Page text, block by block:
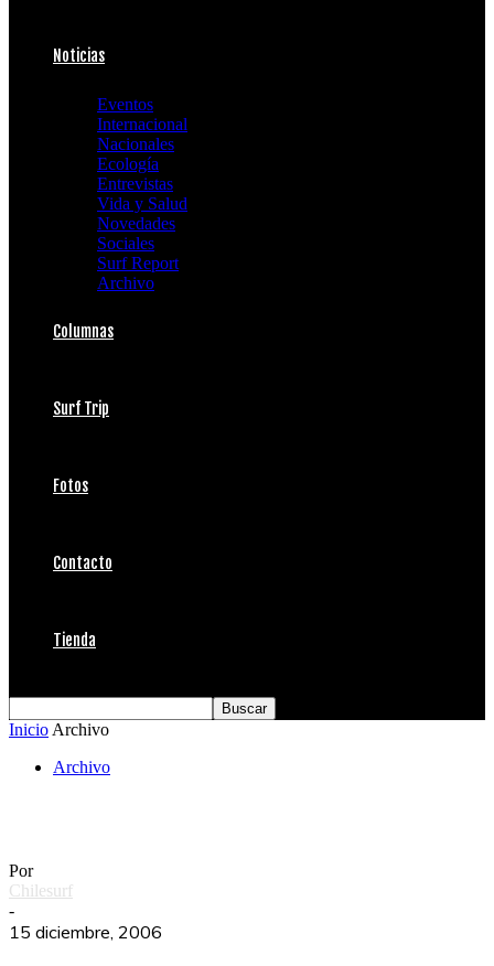
Noticias
Eventos
Internacional
Nacionales
Ecología
Entrevistas
Vida y Salud
Novedades
Sociales
Surf Report
Archivo
Columnas
Surf Trip
Fotos
Contacto
Tienda
Inicio Archivo
Archivo
Por
Chilesurf
-
15 diciembre, 2006